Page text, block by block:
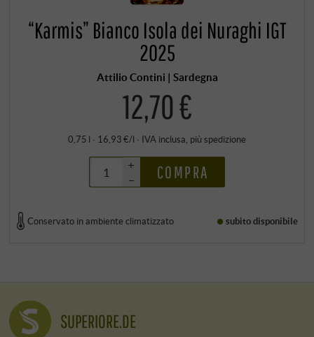
“Karmis” Bianco Isola dei Nuraghi IGT
2025
Attilio Contini | Sardegna
12,70 €
0,75 l · 16,93 €/l · IVA inclusa , più spedizione
+
–
COMPRA
Conservato in ambiente climatizzato subito disponibile
SUPERIORE.DE